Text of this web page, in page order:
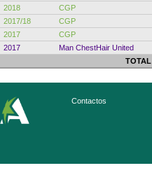
2018
CGP
2017/18
CGP
2017
CGP
2017
Man ChestHair United
TOTAL
Contactos